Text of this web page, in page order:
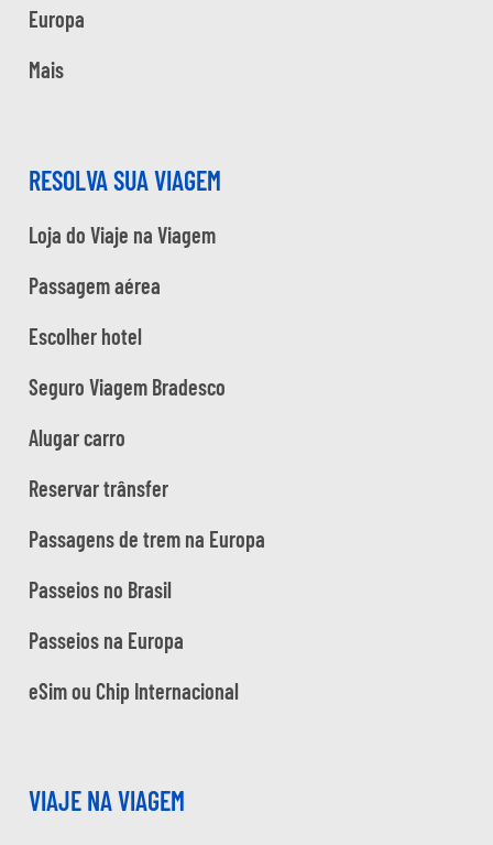
Europa
Mais
RESOLVA SUA VIAGEM
Loja do Viaje na Viagem
Passagem aérea
Escolher hotel
Seguro Viagem Bradesco
Alugar carro
Reservar trânsfer
Passagens de trem na Europa
Passeios no Brasil
Passeios na Europa
eSim ou Chip Internacional
VIAJE NA VIAGEM